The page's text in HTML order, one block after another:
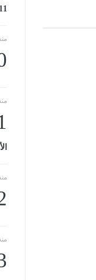
08:11
منذ 3 أشهر
منذ 8 أشهر